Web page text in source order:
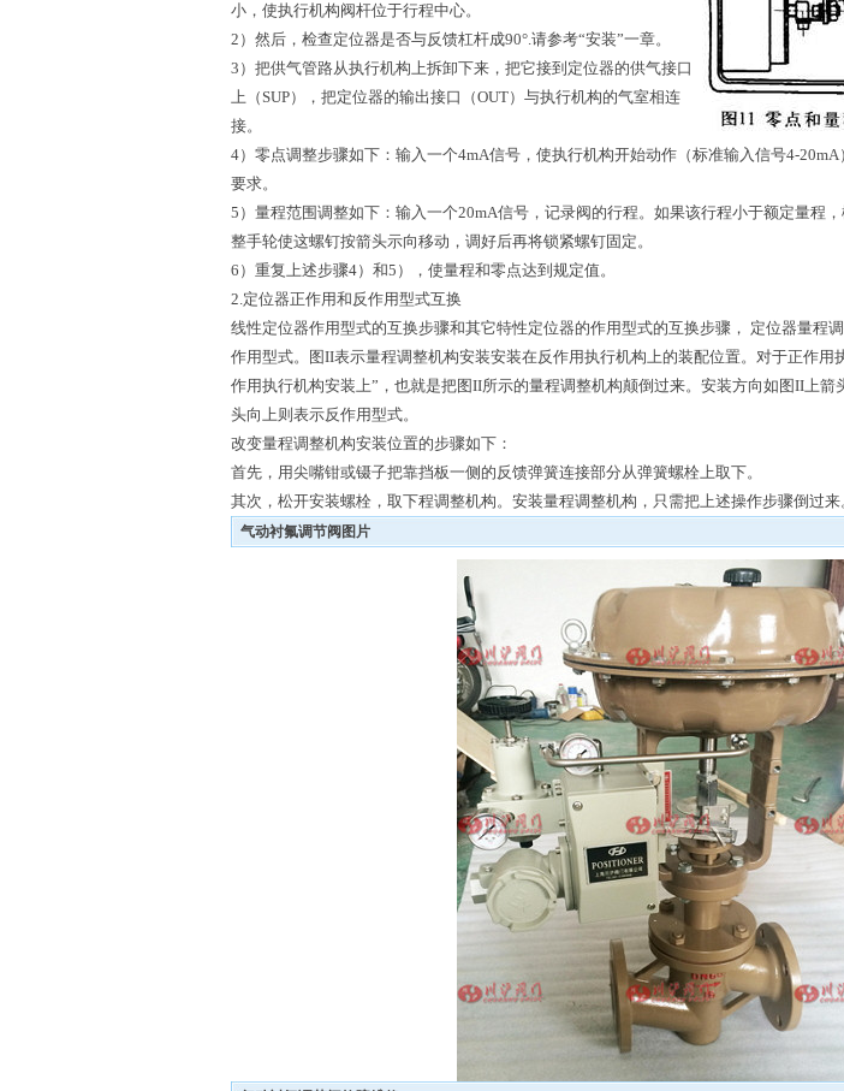
小，使执行机构阀杆位于行程中心。
2）然后，检查定位器是否与反馈杠杆成90°.请参考“安装”一章。
3）把供气管路从执行机构上拆卸下来，把它接到定位器的供气接口
上（SUP），把定位器的输出接口（OUT）与执行机构的气室相连
接。
4）零点调整步骤如下：输入一个4mA信号，使执行机构开始动作（标准输入信号4-
要求。
5）量程范围调整如下：输入一个20mA信号，记录阀的行程。如果该行程小于额定量程
整手轮使这螺钉按箭头示向移动，调好后再将锁紧螺钉固定。
6）重复上述步骤4）和5），使量程和零点达到规定值。
2.定位器正作用和反作用型式互换
线性定位器作用型式的互换步骤和其它特性定位器的作用型式的互换步骤， 定位器量程
作用型式。图II表示量程调整机构安装安装在反作用执行机构上的装配位置。对于正作用
作用执行机构安装上”，也就是把图II所示的量程调整机构颠倒过来。安装方向如图II上
头向上则表示反作用型式。
改变量程调整机构安装位置的步骤如下：
首先，用尖嘴钳或镊子把靠挡板一侧的反馈弹簧连接部分从弹簧螺栓上取下。
其次，松开安装螺栓，取下程调整机构。安装量程调整机构，只需把上述操作步骤倒过来
气动衬氟调节阀图片